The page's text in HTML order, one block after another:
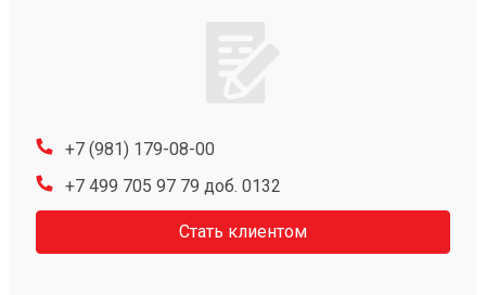
+7 (981) 179-08-00
+7 499 705 97 79 доб. 0132
Стать клиентом